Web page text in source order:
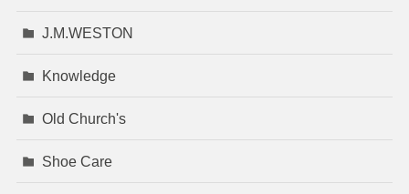
J.M.WESTON
Knowledge
Old Church's
Shoe Care